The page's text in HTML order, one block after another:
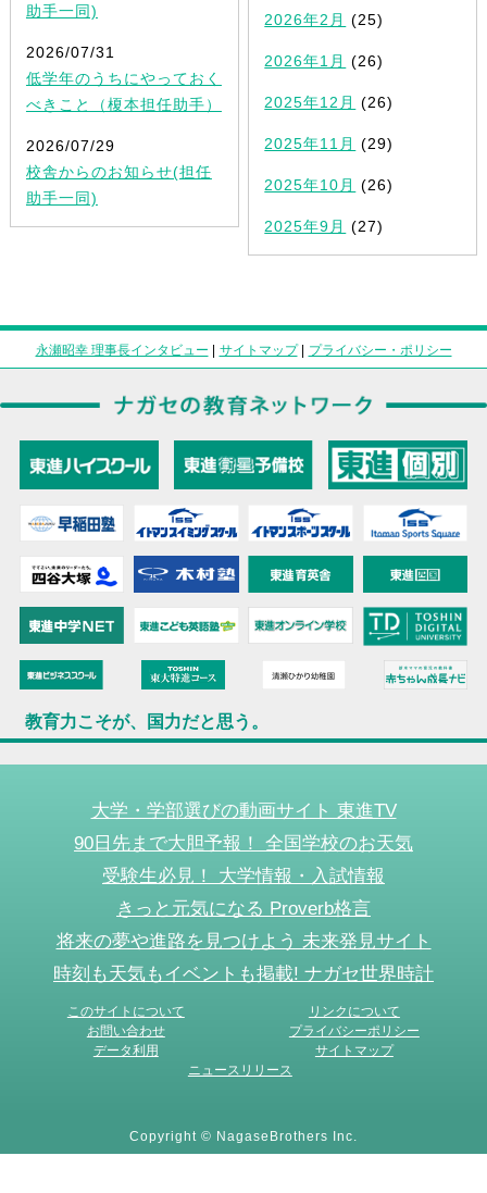
助手一同)
2026/07/31
低学年のうちにやっておく
べきこと（榎本担任助手）
2026/07/29
校舎からのお知らせ(担任
助手一同)
2026年2月 (25)
2026年1月 (26)
2025年12月 (26)
2025年11月 (29)
2025年10月 (26)
2025年9月 (27)
永瀬昭幸 理事長インタビュー | サイトマップ| プライバシー・ポリシー
教育力こそが、国力だと思う。
大学・学部選びの動画サイト 東進TV
90日先まで大胆予報！ 全国学校のお天気
受験生必見！ 大学情報・入試情報
きっと元気になる Proverb格言
将来の夢や進路を見つけよう 未来発見サイト
時刻も天気もイベントも掲載! ナガセ世界時計
このサイトについて
リンクについて
お問い合わせ
プライバシーポリシー
データ利用
サイトマップ
ニュースリリース
Copyright © NagaseBrothers Inc.